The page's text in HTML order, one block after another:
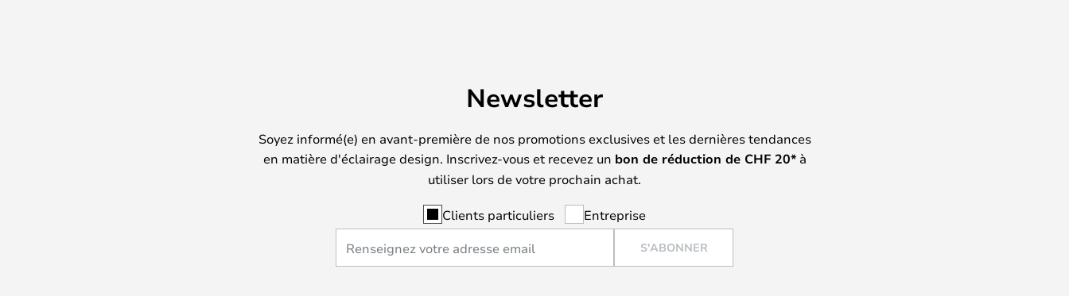
Newsletter
Soyez informé(e) en avant-première de nos promotions exclusives et les dernières tendances
en matière d'éclairage design. Inscrivez-vous et recevez un bon de réduction de CHF 20*à
utiliser lors de votre prochain achat.
Clients particuliers Entreprise
S'ABONNER